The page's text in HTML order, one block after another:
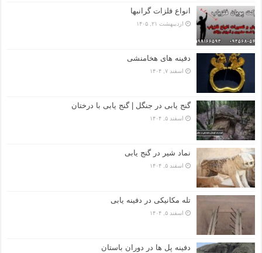
انواع فلزات گرانبها
اردیبهشت ۲۱, ۱۴۰۵
دفینه های هخامنشی
اسفند ۷, ۱۴۰۴
گنج یابی در جنگل | گنج یابی با درختان
اسفند ۵, ۱۴۰۴
نماد شیر در گنج یابی
اسفند ۵, ۱۴۰۴
تله مکانیکی در دفینه یابی
اسفند ۵, ۱۴۰۴
دفینه پل ها در دوران باستان